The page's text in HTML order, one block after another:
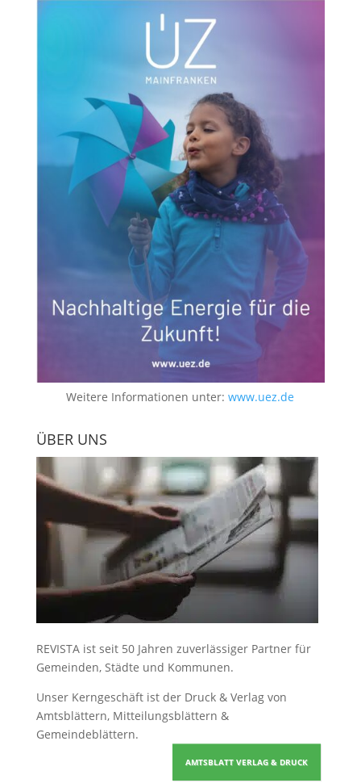
Weitere Informationen unter:www.uez.de
ÜBER UNS
REVISTA ist seit 50 Jahren zuverlässiger Partner für
Gemeinden, Städte und Kommunen.
Unser Kerngeschäft ist der Druck & Verlag von
Amtsblättern, Mitteilungsblättern &
Gemeindeblättern.
AMTSBLATT VERLAG & DRUCK